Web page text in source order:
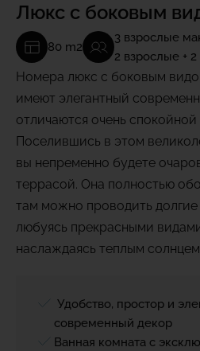
Люкс с боковым
80 m2
3 взрослые
2 взрослые +
Номера люкс с боковым
имеют элегантный
отличаются очень
Поселившись в этом
вы непременно будете
террасой. Она полностью
там можно проводить долгие
любуясь прекрасными
наслаждаясь теплым
Удобство, простор и
современный декор
Ванная комната с